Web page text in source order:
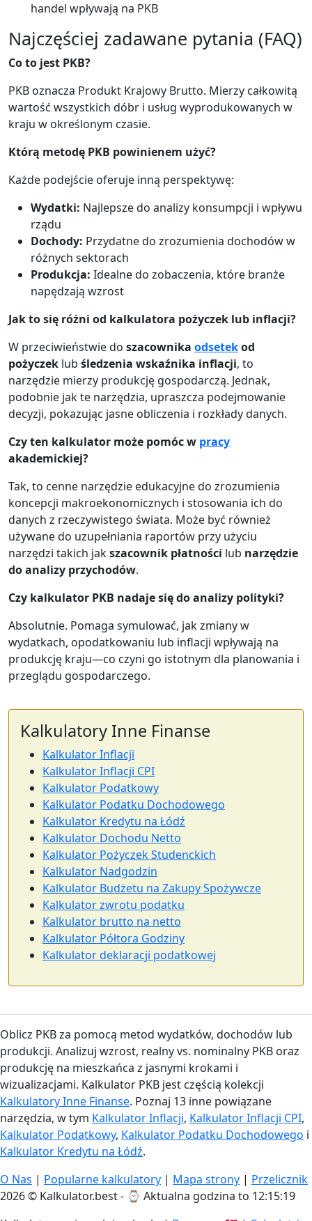
handel wpływają na PKB
Najczęściej zadawane pytania (FAQ)
Co to jest PKB?
PKB oznacza Produkt Krajowy Brutto. Mierzy całkowitą
wartość wszystkich dóbr i usług wyprodukowanych w
kraju w określonym czasie.
Którą metodę PKB powinienem użyć?
Każde podejście oferuje inną perspektywę:
Wydatki: Najlepsze do analizy konsumpcji i wpływu
rządu
Dochody: Przydatne do zrozumienia dochodów w
różnych sektorach
Produkcja: Idealne do zobaczenia, które branże
napędzają wzrost
Jak to się różni od kalkulatora pożyczek lub inflacji?
W przeciwieństwie do szacownika odsetekod
pożyczek lub śledzenia wskaźnika inflacji, to
narzędzie mierzy produkcję gospodarczą. Jednak,
podobnie jak te narzędzia, upraszcza podejmowanie
decyzji, pokazując jasne obliczenia i rozkłady danych.
Czy ten kalkulator może pomóc w pracy
akademickiej?
Tak, to cenne narzędzie edukacyjne do zrozumienia
koncepcji makroekonomicznych i stosowania ich do
danych z rzeczywistego świata. Może być również
używane do uzupełniania raportów przy użyciu
narzędzi takich jakszacownik płatności lub narzędzie
do analizy przychodów.
Czy kalkulator PKB nadaje się do analizy polityki?
Absolutnie. Pomaga symulować, jak zmiany w
wydatkach, opodatkowaniu lub inflacji wpływają na
produkcję kraju—co czyni go istotnym dla planowania i
przeglądu gospodarczego.
Kalkulatory Inne Finanse
Kalkulator Inflacji
Kalkulator Inflacji CPI
Kalkulator Podatkowy
Kalkulator Podatku Dochodowego
Kalkulator Kredytu na Łódź
Kalkulator Dochodu Netto
Kalkulator Pożyczek Studenckich
Kalkulator Nadgodzin
Kalkulator Budżetu na Zakupy Spożywcze
Kalkulator zwrotu podatku
Kalkulator brutto na netto
Kalkulator Półtora Godziny
Kalkulator deklaracji podatkowej
Oblicz PKB za pomocą metod wydatków, dochodów lub
produkcji. Analizuj wzrost, realny vs. nominalny PKB oraz
produkcję na mieszkańca z jasnymi krokami i
wizualizacjami. Kalkulator PKB jest częścią kolekcji
Kalkulatory Inne Finanse. Poznaj 13 inne powiązane
narzędzia, w tym Kalkulator Inflacji, Kalkulator Inflacji CPI,
Kalkulator Podatkowy, Kalkulator Podatku Dochodowego i
Kalkulator Kredytu na Łódź.
O Nas | Popularne kalkulatory | Mapa strony | Przelicznik
2026 © Kalkulator.best - ⌚ Aktualna godzina to 12:15:19